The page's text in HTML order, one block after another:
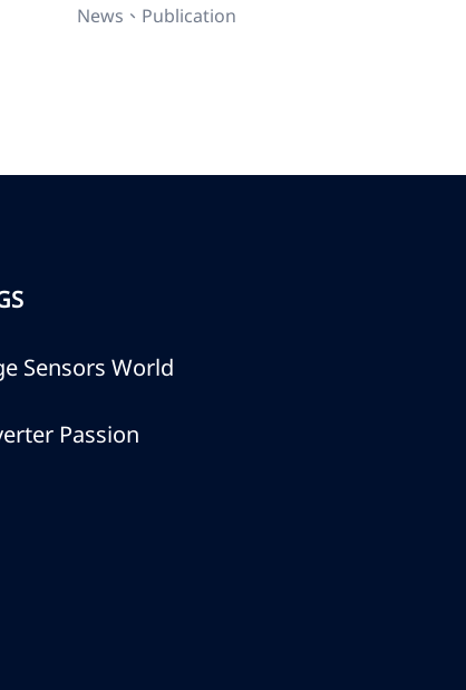
News、Publication
Sensors World
Passion